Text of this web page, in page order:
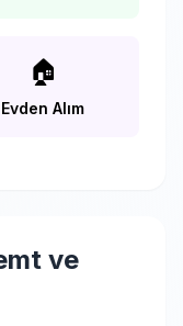
🏠
Evden Alım
ve